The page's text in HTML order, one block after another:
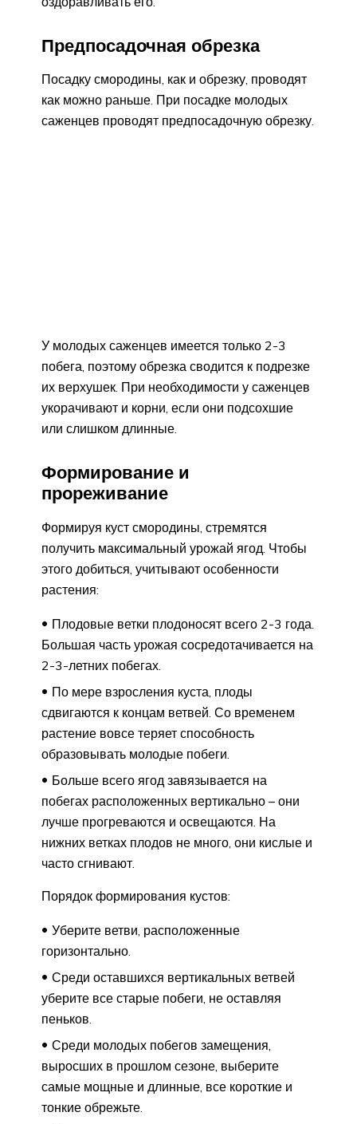
Предпосадочная обрезка
Посадку смородины, как и обрезку, проводят
как можно раньше. При посадке молодых
саженцев проводят предпосадочную обрезку.
У молодых саженцев имеется только 2-3
побега, поэтому обрезка сводится к подрезке
их верхушек. При необходимости у саженцев
укорачивают и корни, если они подсохшие
или слишком длинные.
Формирование и
прореживание
Формируя куст смородины, стремятся
получить максимальный урожай ягод. Чтобы
этого добиться, учитывают особенности
растения:
Плодовые ветки плодоносят всего 2-3 года.
Большая часть урожая сосредотачивается на
2-3-летних побегах.
По мере взросления куста, плоды
сдвигаются к концам ветвей. Со временем
растение вовсе теряет способность
образовывать молодые побеги.
Больше всего ягод завязывается на
побегах расположенных вертикально – они
лучше прогреваются и освещаются. На
нижних ветках плодов не много, они кислые и
часто сгнивают.
Порядок формирования кустов:
Уберите ветви, расположенные
горизонтально.
Среди оставшихся вертикальных ветвей
уберите все старые побеги, не оставляя
пеньков.
Среди молодых побегов замещения,
выросших в прошлом сезоне, выберите
самые мощные и длинные, все короткие и
тонкие обрежьте.